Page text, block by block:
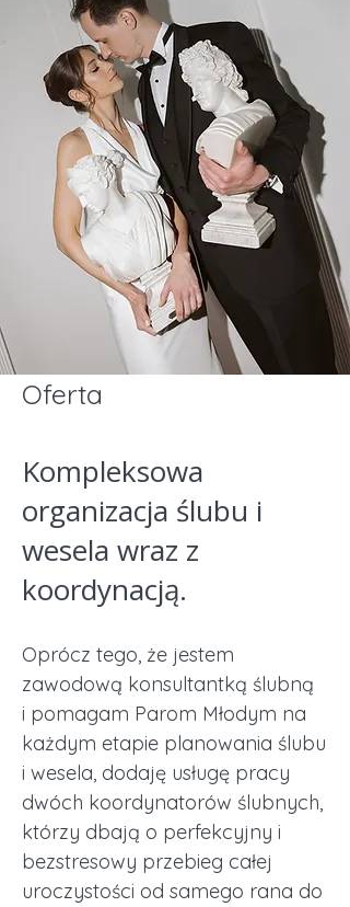
Oferta
Kompleksowa
organizacja ślubu i
wesela wraz z
koordynacją.
Oprócz tego, że jestem
zawodową konsultantką ślubną
i pomagam Parom Młodym na
każdym etapie planowania ślubu
i wesela, dodaję usługę pracy
dwóch koordynatorów ślubnych,
którzy dbają o perfekcyjny i
bezstresowy przebieg całej
uroczystości od samego rana do